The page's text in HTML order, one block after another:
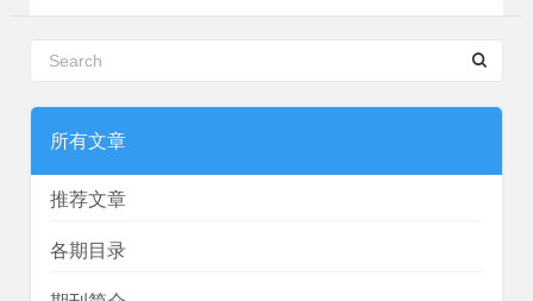
所有文章
推荐文章
各期目录